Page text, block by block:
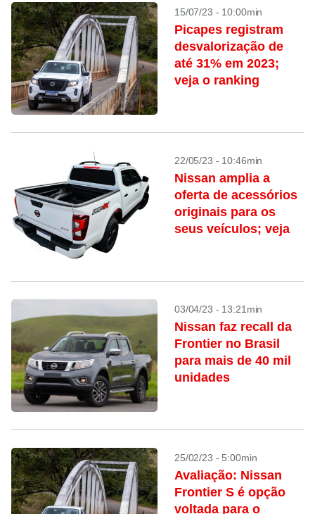
15/07/23 - 10:00min
Picapes registram
desvalorização de
até 31% em 2023;
veja o ranking
22/05/23 - 10:46min
Nissan amplia a
oferta de acessórios
originais para os
seus veículos; veja
03/04/23 - 13:21min
Nissan faz recall da
Frontier no Brasil
para mais de 40 mil
unidades
25/02/23 - 5:00min
Avaliação: Nissan
Frontier S é opção
voltada para o